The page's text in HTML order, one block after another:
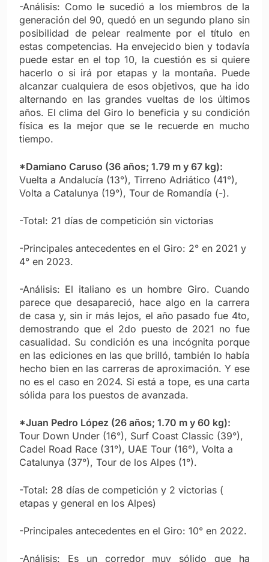
-Análisis: Como le sucedió a los miembros de la
generación del 90, quedó en un segundo plano sin
posibilidad de pelear realmente por el título en
estas competencias. Ha envejecido bien y todavía
puede estar en el top 10, la cuestión es si quiere
hacerlo o si irá por etapas y la montaña. Puede
alcanzar cualquiera de esos objetivos, que ha ido
alternando en las grandes vueltas de los últimos
años. El clima del Giro lo beneficia y su condición
física es la mejor que se le recuerde en mucho
tiempo.
*Damiano Caruso (36 años; 1.79 m y 67 kg):
Vuelta a Andalucía (13°), Tirreno Adriático (41°),
Volta a Catalunya (19°), Tour de Romandía (-).
-Total: 21 días de competición sin victorias
-Principales antecedentes en el Giro: 2° en 2021 y
4° en 2023.
-Análisis: El italiano es un hombre Giro. Cuando
parece que desapareció, hace algo en la carrera
de casa y, sin ir más lejos, el año pasado fue 4to,
demostrando que el 2do puesto de 2021 no fue
casualidad. Su condición es una incógnita porque
en las ediciones en las que brilló, también lo había
hecho bien en las carreras de aproximación. Y ese
no es el caso en 2024. Si está a tope, es una carta
sólida para los puestos de avanzada.
*Juan Pedro López (26 años; 1.70 m y 60 kg):
Tour Down Under (16°), Surf Coast Classic (39°),
Cadel Road Race (31°), UAE Tour (16°), Volta a
Catalunya (37°), Tour de los Alpes (1°).
-Total: 28 días de competición y 2 victorias (
etapas y general en los Alpes)
-Principales antecedentes en el Giro: 10° en 2022.
-Análisis: Es un corredor muy sólido que ha